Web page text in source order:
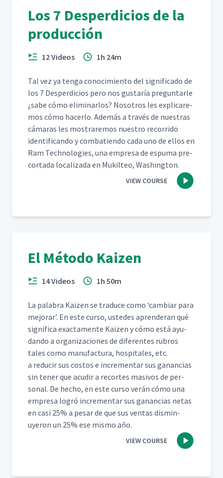
Sigma XL
Los 7 Desperdicios de la
producción
12 Videos 1h 24m
Tal vez ya ten­ga conocimien­to del sig­nifi­ca­do de
los 7 Des­perdi­cios pero nos gus­taría pre­gun­tar­le
¿sabe cómo elim­i­nar­los? Nosotros les expli­care­
mos cómo hac­er­lo. Además a través de nues­tras
cámaras les mostraremos nue­stro recor­ri­do
iden­ti­f­i­can­do y com­bat­ien­do cada uno de ellos en
Ram Tech­nolo­gies, una empre­sa de espuma pre-
cor­ta­da local­iza­da en Muk­il­teo, Washington.
VIEW COURSE
El Método Kaizen
14 Videos 1h 50m
La pal­abra Kaizen se tra­duce como ‘cam­biar para
mejo­rar’. En este cur­so, ust­edes apren­der­an qué
sig­nifi­ca exac­ta­mente Kaizen y cómo está ayu­
dan­do a orga­ni­za­ciones de difer­entes rubros
tales como man­u­fac­tura, hos­pi­tales, etc.
a reducir sus cos­tos e incre­men­tar sus ganan­cias
sin ten­er que acud­ir a recortes masivos de per­
son­al. De hecho, en este cur­so verán cómo una
empre­sa logró incre­men­tar sus ganan­cias netas
en casi 25% a pesar de que sus ven­tas dis­min­
uyeron un 25% ese mis­mo año.
VIEW COURSE